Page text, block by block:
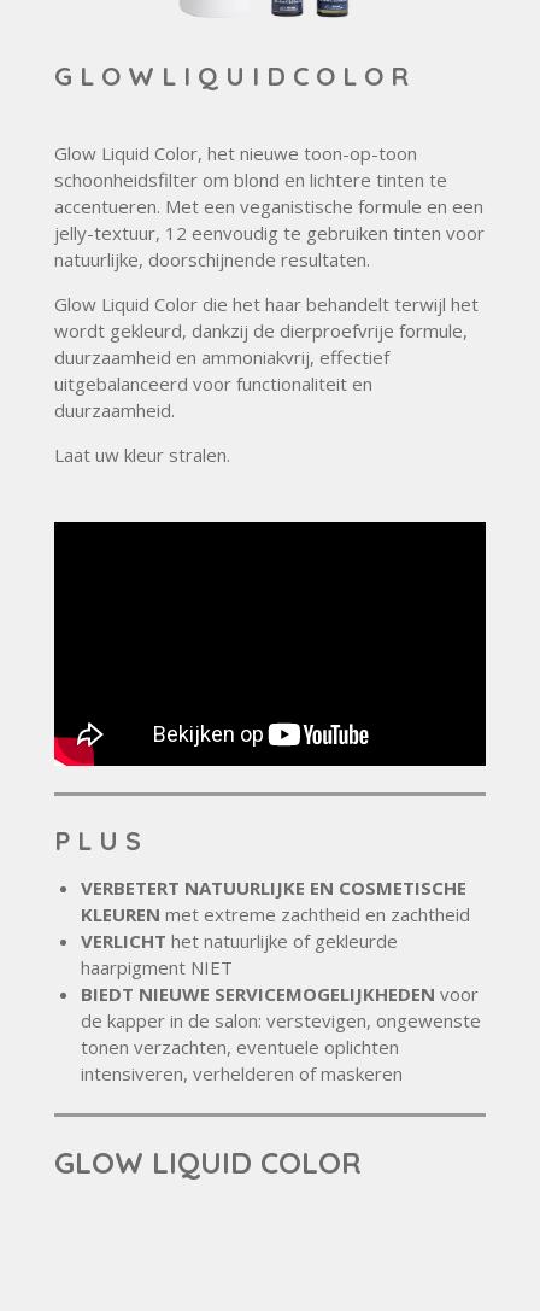
G L O W L I Q U I D C O L O R
Glow Liquid Color, het nieuwe toon-op-toon
schoonheidsfilter om blond en lichtere tinten te
accentueren. Met een veganistische formule en een
jelly-textuur, 12 eenvoudig te gebruiken tinten voor
natuurlijke, doorschijnende resultaten.
Glow Liquid Color die het haar behandelt terwijl het
wordt gekleurd, dankzij de dierproefvrije formule,
duurzaamheid en ammoniakvrij, effectief
uitgebalanceerd voor functionaliteit en
duurzaamheid.
Laat uw kleur stralen.
P L U S
VERBETERT NATUURLIJKE EN COSMETISCHE
KLEUREN met extreme zachtheid en zachtheid
VERLICHT het natuurlijke of gekleurde
haarpigment NIET
BIEDT NIEUWE SERVICEMOGELIJKHEDEN voor
de kapper in de salon: verstevigen, ongewenste
tonen verzachten, eventuele oplichten
intensiveren, verhelderen of maskeren
GLOW LIQUID COLOR